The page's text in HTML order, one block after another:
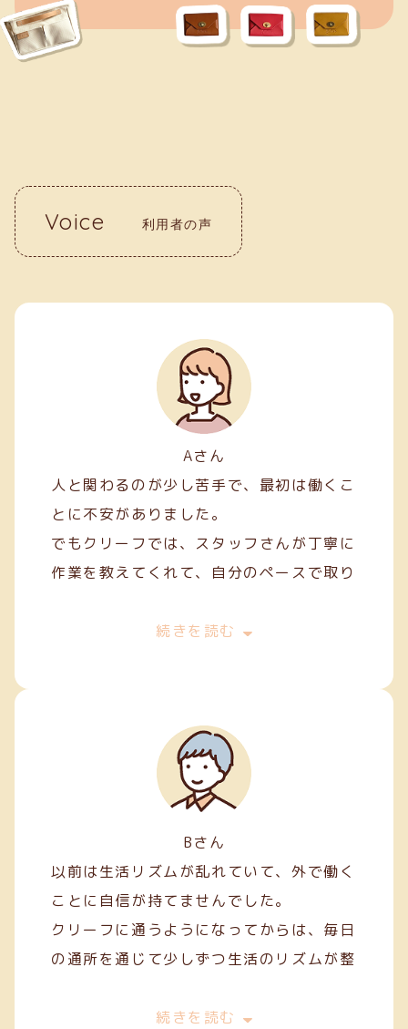
Voice 利用者の声
Aさん
人と関わるのが少し苦手で、最初は働くこ
とに不安がありました。
でもクリーフでは、スタッフさんが丁寧に
作業を教えてくれて、自分のペースで取り
最初は両面テープ貼りや裁縫などの簡単な
続きを読む
Bさん
以前は生活リズムが乱れていて、外で働く
ことに自信が持てませんでした。
クリーフに通うようになってからは、毎日
の通所を通じて少しずつ生活のリズムが整
続きを読む